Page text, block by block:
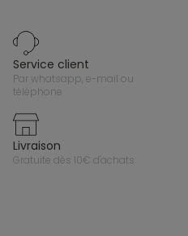
service client
par whatsapp, e-mail ou
téléphone
livraison
gratuite dès 10€ d'achats